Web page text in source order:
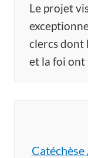
Le projet
clercs dont
et la foi ont
Catéchèse